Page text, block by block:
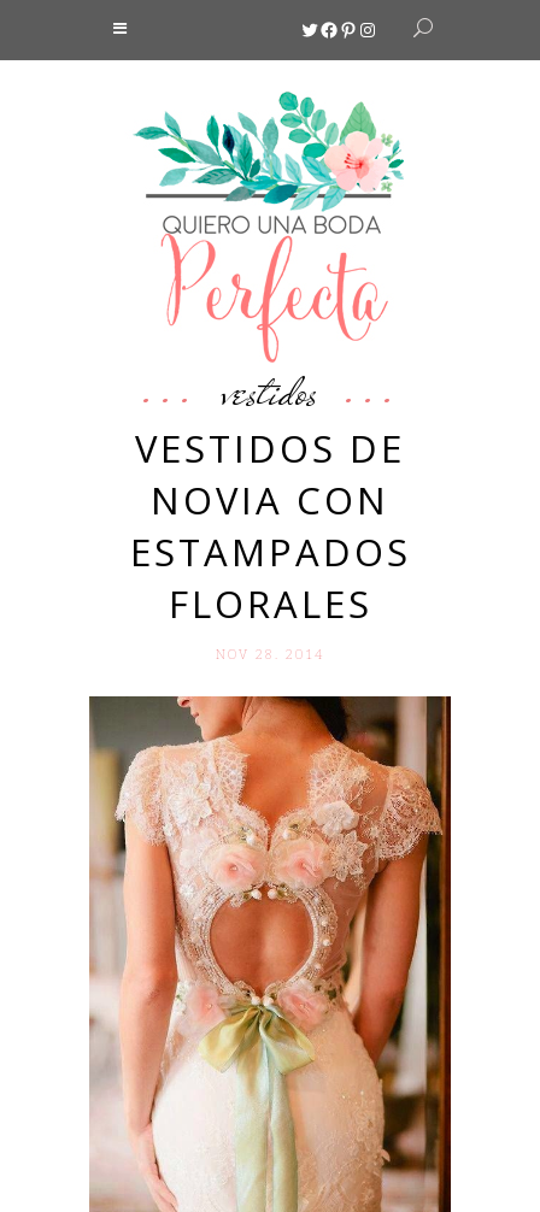
Twitter
Facebook
Pinterest
Instagram
vestidos
VESTIDOS DE
NOVIA CON
ESTAMPADOS
FLORALES
NOV 28. 2014